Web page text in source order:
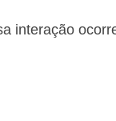
interação